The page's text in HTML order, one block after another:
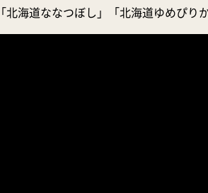
「北海道ななつぼし」「北海道ゆめぴり